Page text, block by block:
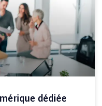
dédiée